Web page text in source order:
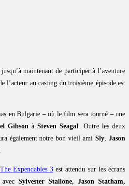
maintenant de participer à l’aventure
l’acteur au casting du troisième épisode est
en Bulgarie – où le film sera tourné – une
GibsonàSteven Seagal. Outre les deux
également notre bon vieil amiSly,Jason
.
The Expendables 3 est attendu sur les écrans
Sylvester Stallone, Jason Statham,